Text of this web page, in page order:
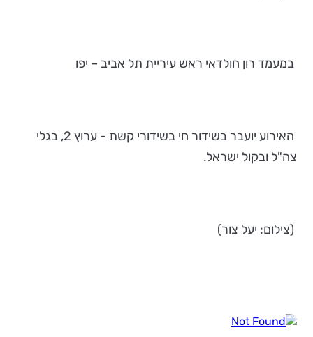
במעמד רון חולדאי ראש עיריית תל אביב – יפו
האירוע יועבר בשידור חי בשידורי קשת - ערוץ 2, בגלי
צה"ל ובקול ישראל.
(צילום: יעל צור)